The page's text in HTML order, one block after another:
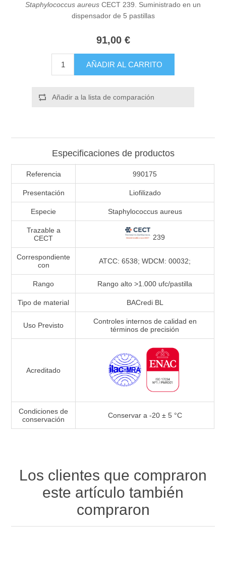
Staphylococcus aureus CECT 239. Suministrado en un
dispensador de 5 pastillas
91,00 €
AÑADIR AL CARRITO
Añadir a la lista de comparación
Especificaciones de productos
Referencia 990175
Presentación Liofilizado
Especie Staphylococcus aureus
Trazable a
CECT
239
Correspondiente
con
ATCC: 6538; WDCM: 00032;
Rango Rango alto >1.000 ufc/pastilla
Tipo de material BACredi BL
Uso Previsto
Controles internos de calidad en
términos de precisión
Acreditado
Condiciones de
conservación
Conservar a -20 ± 5 °C
Los clientes que compraron
este artículo también
compraron